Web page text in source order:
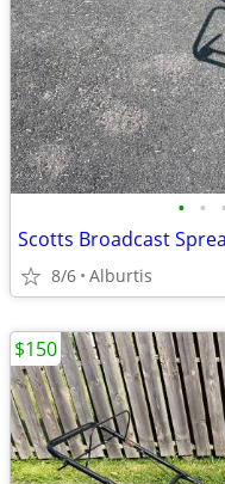
• • •
Scotts Broadcast
8/6 Alburtis
$150